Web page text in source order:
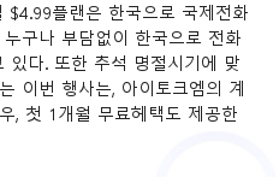
플랜은 한국으로 국제전화
구나 부담없이 한국으로 전화
다. 또한 추석 명절시기에 맞
이번 행사는, 아이토크엠의 계
, 첫 1개월 무료헤택도 제공한